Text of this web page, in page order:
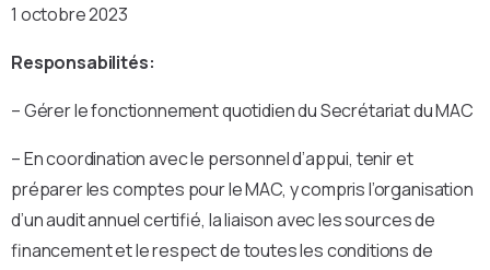
1 octobre 2023
Responsabilités:
– Gérer le fonctionnement quotidien du Secrétariat du MAC
– En coordination avec le personnel d’appui, tenir et
préparer les comptes pour le MAC, y compris l’organisation
d’un audit annuel certifié, la liaison avec les sources de
financement et le respect de toutes les conditions de